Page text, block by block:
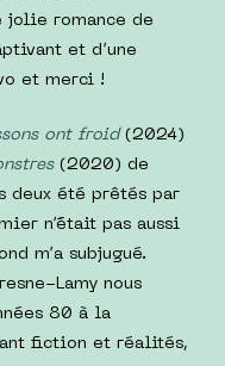
jolie romance de
et d’une
et merci !
ont froid(2024)
(2020) de
deux été prêtés par
n’´était pas aussi
m’a subjugué.
Lamy nous
80 à la
fiction et réalités,